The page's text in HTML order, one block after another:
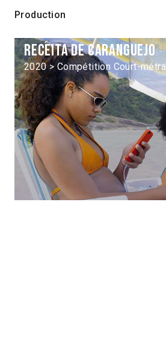
Production
Receita de caranguejo
2020 > Compétition Court-